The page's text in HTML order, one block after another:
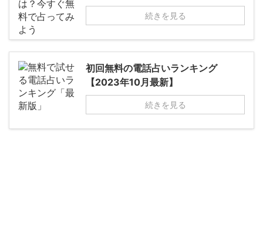
続きを見る
初回無料の電話占いランキング
【2023年10月最新】
続きを見る